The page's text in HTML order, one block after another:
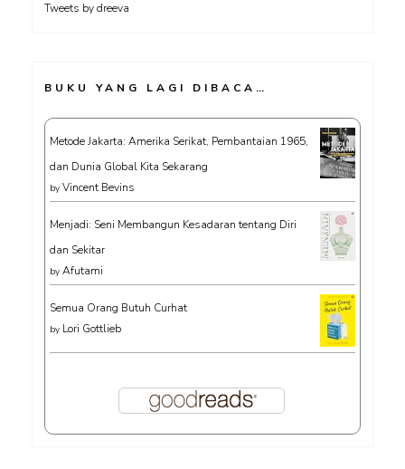
Tweets by dreeva
BUKU YANG LAGI DIBACA…
Metode Jakarta: Amerika Serikat, Pembantaian 1965,
dan Dunia Global Kita Sekarang
by Vincent Bevins
Menjadi: Seni Membangun Kesadaran tentang Diri
dan Sekitar
by Afutami
Semua Orang Butuh Curhat
by Lori Gottlieb